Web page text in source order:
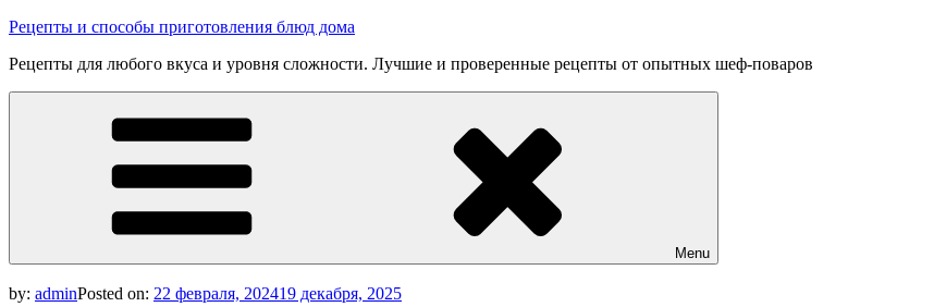
Skip
content
Рецепты и способы приготовления блюд дома
Рецепты для любого вкуса и уровня сложности. Лучшие и проверенные рецепты от опытных шеф-поваров
Menu
by: adminPosted on: 22 февраля, 202419 декабря, 2025